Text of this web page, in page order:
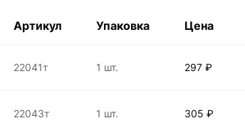
Артикул Упаковка Цена
22041т 1 шт. 297 ₽
22043т 1 шт. 305 ₽